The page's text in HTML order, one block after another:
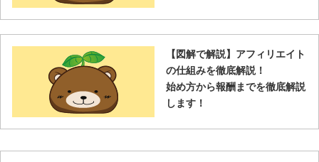
【図解で解説】アフィリエイト
の仕組みを徹底解説！
始め方から報酬までを徹底解説
します！